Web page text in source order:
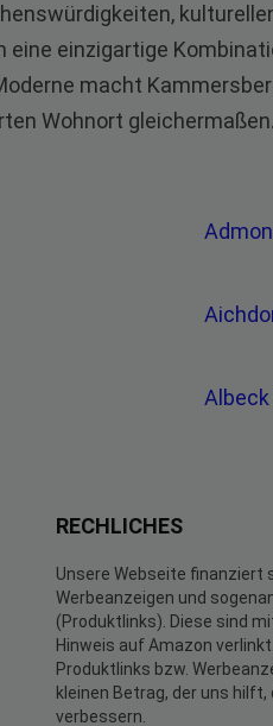
einzigartige
macht
Wohnort gleichermaßen.
RECHLICHES
Unsere Webseite finanziert
Werbeanzeigen und
(Produktlinks). Diese sind
Hinweis auf Amazon
Produktlinks bzw.
kleinen Betrag, der uns
verbessern.